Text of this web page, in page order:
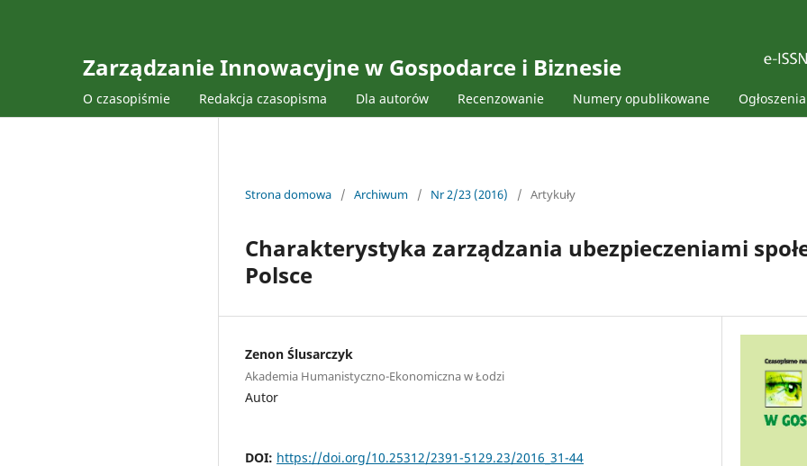
Zarządzanie Innowacyjne w Gospodarce i Biznesie
O czasopiśmie Redakcja czasopisma Dla autorów Recenzowanie Numery opublikowane Ogłoszenia
Strona domowa / Archiwum / Nr 2/23 (2016) / Artykuły
Charakterystyka zarządzania ubezpieczeniami
Polsce
Zenon Ślusarczyk
Akademia Humanistyczno-Ekonomiczna w Łodzi
Autor
DOI: https://doi.org/10.25312/2391-5129.23/2016_31-44